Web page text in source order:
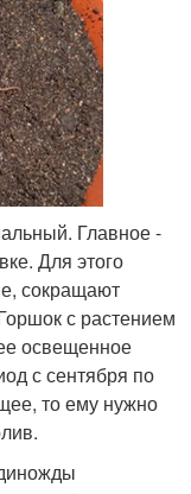
Главное -
Для этого
сокращают
с растением
освещенное
с сентября по
то ему нужно